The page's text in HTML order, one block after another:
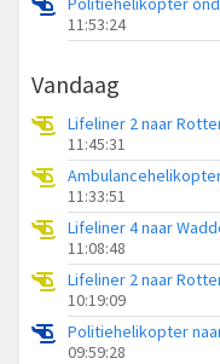
11:53:24
Vandaag
Lifeliner 2 naar
11:45:31
11:33:51
Lifeliner 4 naar
11:08:48
Lifeliner 2 naar
10:19:09
Politiehelikopter
09:59:28